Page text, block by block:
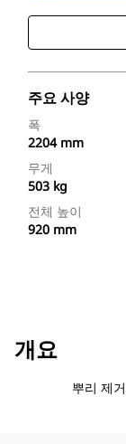
주요 사양
폭
2204 mm
무게
503 kg
전체 높이
920 mm
개요
뿌리 제